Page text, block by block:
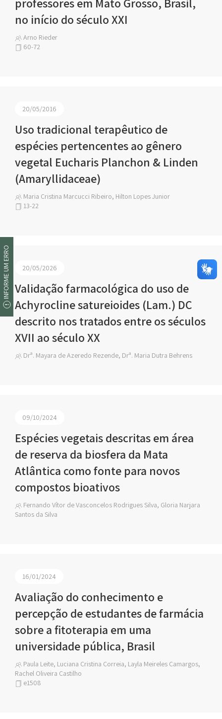
no início do século XXI
Arno Rieder
60-72
20/05/2016
Uso tradicional terapêutico de
espécies pertencentes ao gênero
vegetal Eucharis Planchon & Linden
(Amaryllidaceae)
Maria Cristina Marcucci Ribeiro, Hilton Lopes Junior
13-22
20/05/2026
Validação farmacológica do uso de
Achyrocline satureioides (Lam.) DC
descrito nos tratados entre os séculos
XVII ao século XX
Drª. Mayara de Azeredo Rezende, Drª. Maria Dutra Behrens
09/10/2024
Espécies vegetais descritas em área
de reserva da biosfera da Mata
Atlântica como fonte para novos
compostos bioativos
Fernando Vítor de Vasconcelos Rodrigues Silva, Gloria Narjara
Santos da Silva
16/01/2024
Avaliação do conhecimento e
percepção de estudantes de farmácia
sobre a fitoterapia em uma
universidade pública, Brasil
Paula Leite, Luciana Cristina Correia, Layla Meireles Camargos,
Rachel Oliveira Castilho
e1508
INFORME UM ERRO